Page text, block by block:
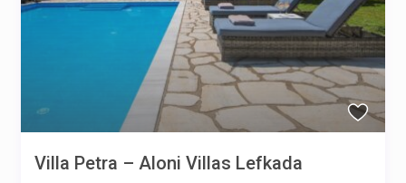
Villa Petra – Aloni Villas Lefkada